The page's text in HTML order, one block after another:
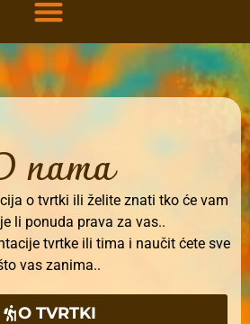
nama
o tvrtki ili želite znati tko će vam
li ponuda prava za vas..
tvrtke ili tima i naučit ćete sve
vas zanima..
O TVRTKI